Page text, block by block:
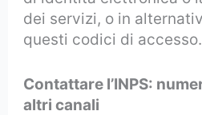
dei servizi, o in
questi codici di accesso.
Contattare l’INPS:
altri canali